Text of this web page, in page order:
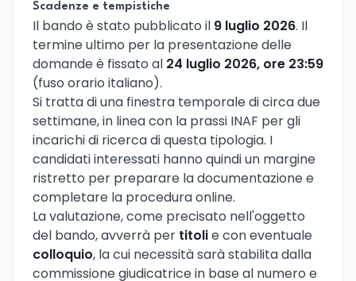
Scadenze e tempistiche
Il bando è stato pubblicato il 9 luglio 2026. Il
termine ultimo per la presentazione delle
domande è fissato al 24 luglio 2026, ore 23:59
(fuso orario italiano).
Si tratta di una finestra temporale di circa due
settimane, in linea con la prassi INAF per gli
incarichi di ricerca di questa tipologia. I
candidati interessati hanno quindi un margine
ristretto per preparare la documentazione e
completare la procedura online.
La valutazione, come precisato nell'oggetto
del bando, avverrà per titolie con eventuale
colloquio, la cui necessità sarà stabilita dalla
commissione giudicatrice in base al numero e